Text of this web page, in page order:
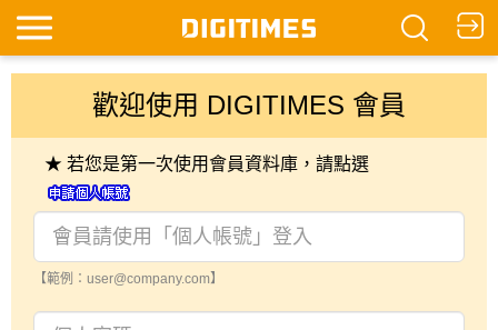
歡迎使用 DIGITIMES 會員
★ 若您是第一次使用會員資料庫，請點選
【範例：user@company.com】